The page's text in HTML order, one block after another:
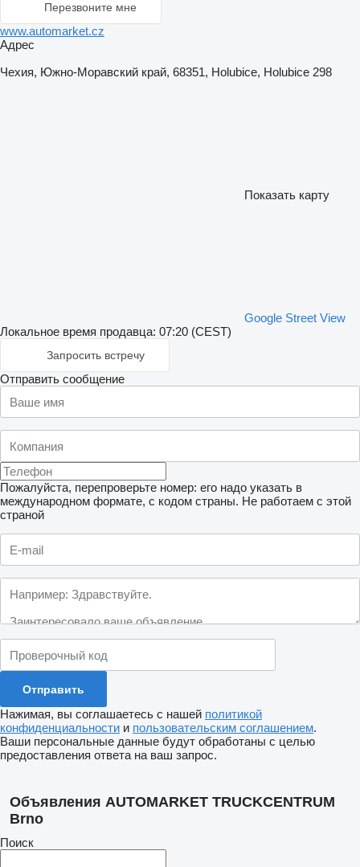
Перезвоните мне
www.automarket.cz
Адрес
Чехия, Южно-Моравский край, 68351, Holubice, Holubice 298
Показать карту
Google Street View
Локальное время продавца: 07:20 (CEST)
Запросить встречу
Отправить сообщение
Пожалуйста, перепроверьте номер: его надо указать в
международном формате, с кодом страны. Не работаем с этой
страной
Нажимая, вы соглашаетесь с нашей политикой
конфиденциальности и пользовательским соглашением.
Ваши персональные данные будут обработаны с целью
предоставления ответа на ваш запрос.
Объявления AUTOMARKET TRUCKCENTRUM
Brno
Поиск